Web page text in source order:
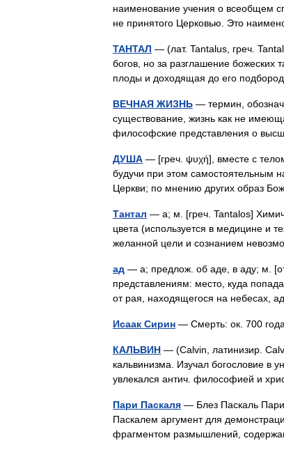
наименование учения о всеобщем
не принятого Церковью. Это
ТАНТАЛ — (лат. Tantalus, греч.
богов, но за разглашение божеских
плоды и доходящая до его
ВЕЧНАЯ ЖИЗНЬ — термин,
существование, жизнь как не
философские представления о
ДУША — [греч. ψυχή], вместе с
будучи при этом самостоятельным
Церкви; по мнению других образ
Тантал — а; м. [греч. Tantalos]
цвета (используется в медицине и
желанной цели и сознанием
ад — а; предлож. об аде, в аду; м.
представлениям: место, куда
от рая, находящегося на небесах,
Исаак Сирин — Смерть: ок. 700
КАЛЬВИН — (Calvin, латинизир.
кальвинизма. Изучал богословие в
увлекался антич. философией и
Пари Паскаля — Блез Паскаль
Паскалем аргумент для
фрагментом размышлений,